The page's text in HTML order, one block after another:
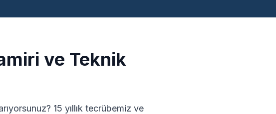
ve Teknik
15 yıllık tecrübemiz ve